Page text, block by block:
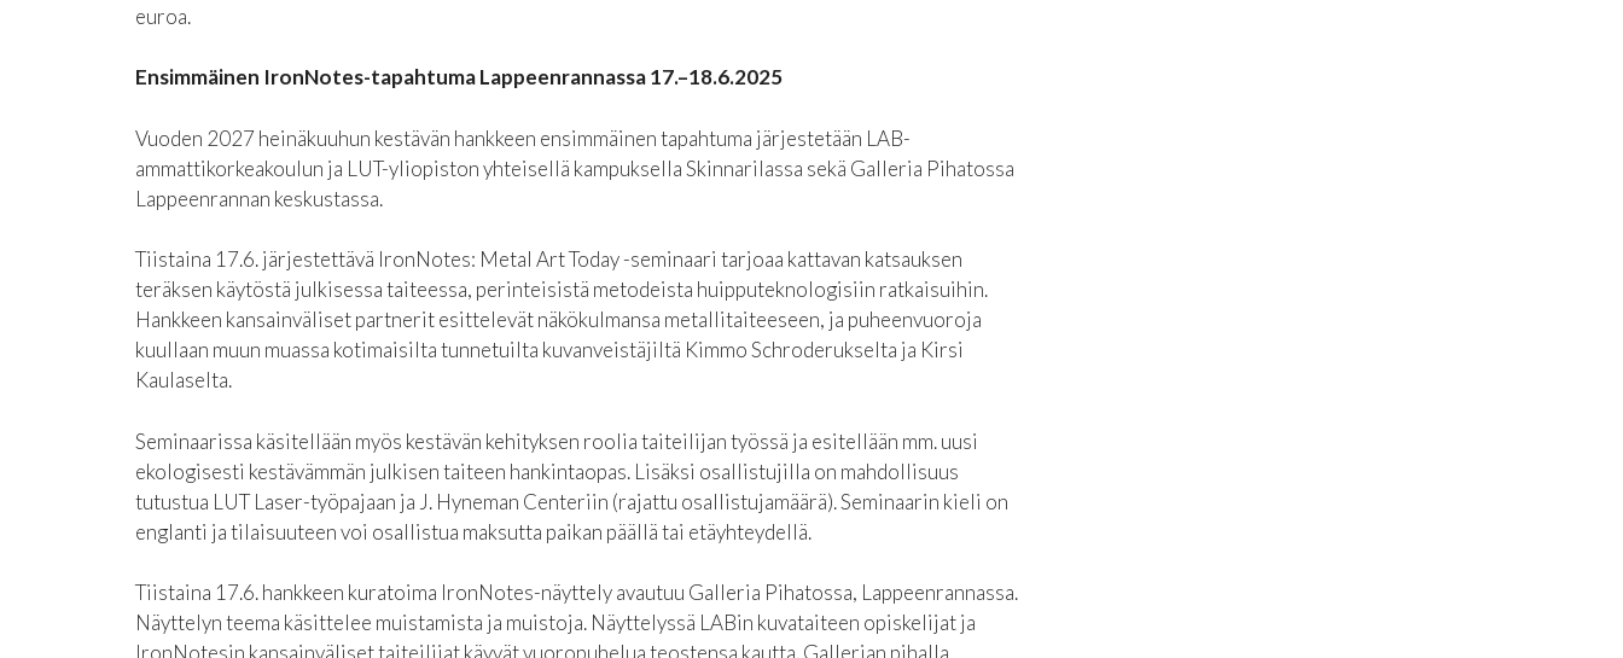
euroa.
Ensimmäinen IronNotes-tapahtuma Lappeenrannassa 17.–18.6.2025
Vuoden 2027 heinäkuuhun kestävän hankkeen ensimmäinen tapahtuma järjestetään LAB-
ammattikorkeakoulun ja LUT-yliopiston yhteisellä kampuksella Skinnarilassa sekä Galleria Pihatossa
Lappeenrannan keskustassa.
Tiistaina 17.6. järjestettävä IronNotes: Metal Art Today -seminaari tarjoaa kattavan katsauksen
teräksen käytöstä julkisessa taiteessa, perinteisistä metodeista huipputeknologisiin ratkaisuihin.
Hankkeen kansainväliset partnerit esittelevät näkökulmansa metallitaiteeseen, ja puheenvuoroja
kuullaan muun muassa kotimaisilta tunnetuilta kuvanveistäjiltä Kimmo Schroderukselta ja Kirsi
Kaulaselta.
Seminaarissa käsitellään myös kestävän kehityksen roolia taiteilijan työssä ja esitellään mm. uusi
ekologisesti kestävämmän julkisen taiteen hankintaopas. Lisäksi osallistujilla on mahdollisuus
tutustua LUT Laser-työpajaan ja J. Hyneman Centeriin (rajattu osallistujamäärä). Seminaarin kieli on
englanti ja tilaisuuteen voi osallistua maksutta paikan päällä tai etäyhteydellä.
Tiistaina 17.6. hankkeen kuratoima IronNotes-näyttely avautuu Galleria Pihatossa, Lappeenrannassa.
Näyttelyn teema käsittelee muistamista ja muistoja. Näyttelyssä LABin kuvataiteen opiskelijat ja